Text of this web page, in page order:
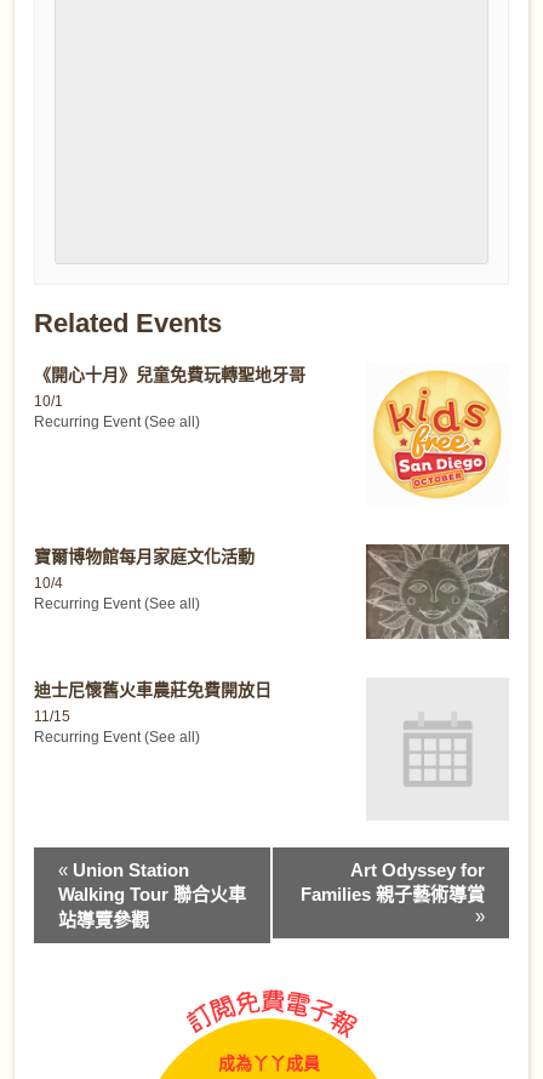
Related Events
《開心十月》兒童免費玩轉聖地牙哥
10/1
Recurring Event(See all)
寶爾博物館每月家庭文化活動
10/4
Recurring Event(See all)
迪士尼懷舊火車農莊免費開放日
11/15
Recurring Event(See all)
Event
Navigation
« Union Station
Walking Tour 聯合火車
站導覽參觀
Art Odyssey for
Families 親子藝術導賞
»
成為丫丫成員